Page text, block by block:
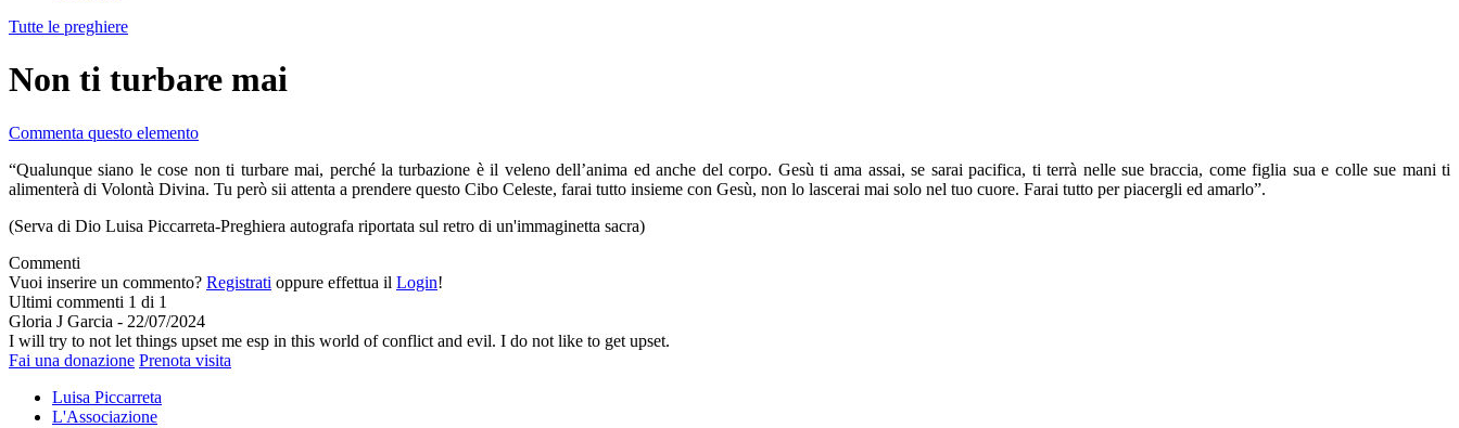
Tutte le preghiere
Non ti turbare mai
Commenta questo elemento
“Qualunque siano le cose non ti turbare mai, perché la turbazione è il veleno dell’anima ed anche del corpo. Gesù ti ama assai, se sarai pacifica, ti terrà nelle sue braccia, come figlia sua e colle sue mani ti
alimenterà di Volontà Divina. Tu però sii attenta a prendere questo Cibo Celeste, farai tutto insieme con Gesù, non lo lascerai mai solo nel tuo cuore. Farai tutto per piacergli ed amarlo”.
(Serva di Dio Luisa Piccarreta-Preghiera autografa riportata sul retro di un'immaginetta sacra)
Commenti
Vuoi inserire un commento? Registrati oppure effettua il Login!
Ultimi commenti 1 di 1
Gloria J Garcia - 22/07/2024
I will try to not let things upset me esp in this world of conflict and evil. I do not like to get upset.
Fai una donazione Prenota visita
Luisa Piccarreta
L'Associazione